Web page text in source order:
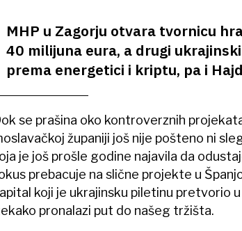
MHP u Zagorju otvara tvornicu
40 milijuna eura, a drugi
prema energetici i kriptu, pa i
se prašina oko kontroverznih
županiji još nije pošteno ni
je još prošle godine najavila da
prebacuje na slične projekte u
koji je ukrajinsku piletinu pretvorio
pronalazi put do našeg tržišta.